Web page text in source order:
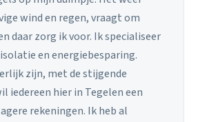
wind en regen, vraagt om
daar zorg ik voor. Ik specialiseer
en energiebesparing.
zijn, met de stijgende
iedereen hier in Tegelen een
rekeningen. Ik heb al